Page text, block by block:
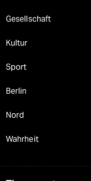
Gesellschaft
Kultur
Sport
Berlin
Nord
Wahrheit